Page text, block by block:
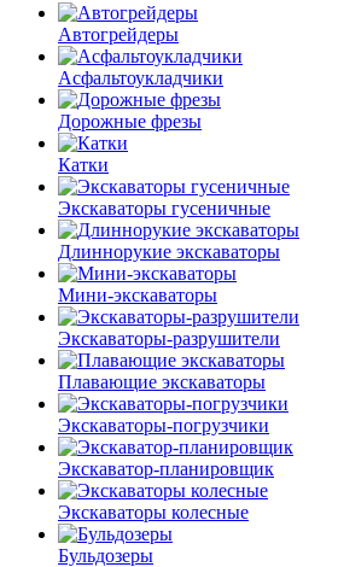
Автогрейдеры
Асфальто­укладчики
Дорожные фрезы
Катки
Экскаваторы гусеничные
Длиннорукие экскаваторы
Мини-экскаваторы
Экскаваторы-разрушители
Плавающие экскаваторы
Экскаваторы-погрузчики
Экскаватор-планировщик
Экскаваторы колесные
Бульдозеры